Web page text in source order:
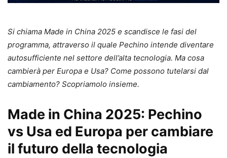
Si chiama Made in China 2025 e scandisce le fasi del
programma, attraverso il quale Pechino intende diventare
autosufficiente nel settore dell’alta tecnologia. Ma cosa
cambierà per Europa e Usa? Come possono tutelarsi dal
cambiamento? Scopriamolo insieme.
Made in China 2025: Pechino
vs Usa ed Europa per cambiare
il futuro della tecnologia